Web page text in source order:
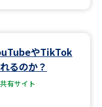
やTikTok
るのか？
有サイト